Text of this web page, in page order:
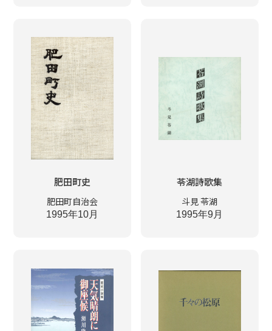
肥田町史
肥田町自治会
1995年10月
苓湖詩歌集
斗見 苓湖
1995年9月